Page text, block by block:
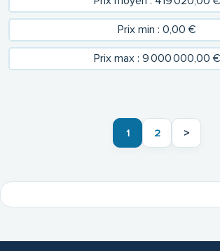
Prix min : 0,00 €
Prix max : 9 000 000,00 €
1 2 >